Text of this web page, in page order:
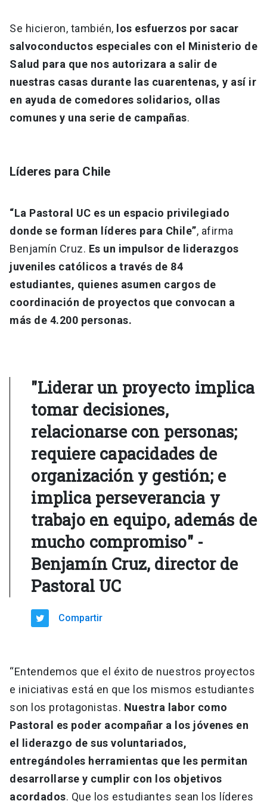
Se hicieron, también, los esfuerzos por sacar
salvoconductos especiales con el Ministerio de
Salud para que nos autorizara a salir de
nuestras casas durante las cuarentenas, y así ir
en ayuda de comedores solidarios, ollas
comunes y una serie de campañas.
Líderes para Chile
“La Pastoral UC es un espacio privilegiado
donde se forman líderes para Chile”, afirma
Benjamín Cruz. Es un impulsor de liderazgos
juveniles católicos a través de 84
estudiantes, quienes asumen cargos de
coordinación de proyectos que convocan a
más de 4.200 personas.
"Liderar un proyecto implica
tomar decisiones,
relacionarse con personas;
requiere capacidades de
organización y gestión; e
implica perseverancia y
trabajo en equipo, además de
mucho compromiso" -
Benjamín Cruz, director de
Pastoral UC
Compartir
“Entendemos que el éxito de nuestros proyectos
e iniciativas está en que los mismos estudiantes
son los protagonistas. Nuestra labor como
Pastoral es poder acompañar a los jóvenes en
el liderazgo de sus voluntariados,
entregándoles herramientas que les permitan
desarrollarse y cumplir con los objetivos
acordados. Que los estudiantes sean los líderes